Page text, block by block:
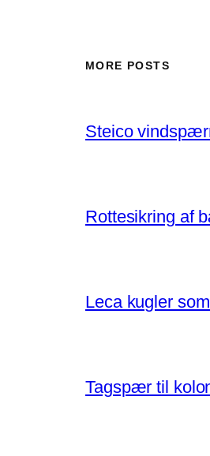
MORE POSTS
Steico
Rottesikring af
Leca kugler
Tagspær til